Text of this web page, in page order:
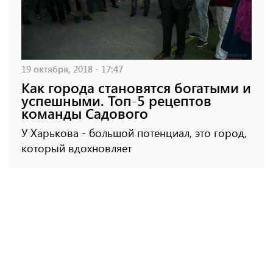
19 октября, 2018 - 17:47
Как города становятся богатыми и
успешными. Топ-5 рецептов
команды Садового
У Харькова - большой потенциал, это город,
который вдохновляет